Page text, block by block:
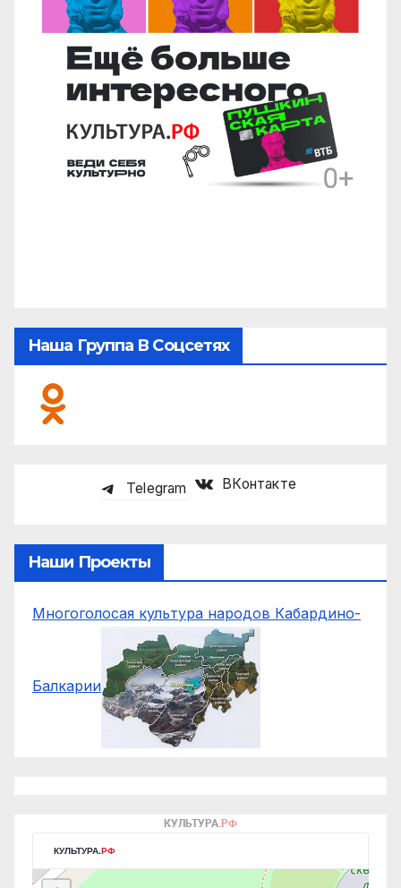
Наша Группа В Соцсетях
Telegram ВКонтакте
Наши Проекты
Многоголосая культура народов Кабардино-
Балкарии